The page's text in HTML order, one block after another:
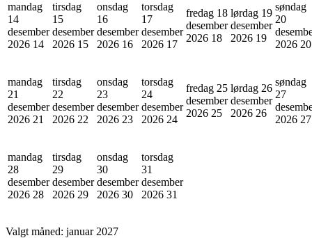
mandag
14
desember
2026 14
tirsdag
15
desember
2026 15
onsdag
16
desember
2026 16
torsdag
17
desember
2026 17
fredag 18
desember
2026 18
lørdag 19
desember
2026 19
søndag
20
2026 20
mandag
21
desember
2026 21
tirsdag
22
desember
2026 22
onsdag
23
desember
2026 23
torsdag
24
desember
2026 24
fredag 25
desember
2026 25
lørdag 26
desember
2026 26
søndag
27
2026 27
mandag
28
desember
2026 28
tirsdag
29
desember
2026 29
onsdag
30
desember
2026 30
torsdag
31
desember
2026 31
Valgt måned: januar 2027